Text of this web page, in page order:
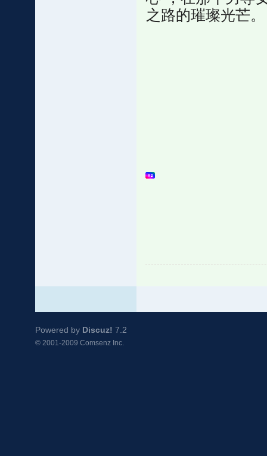
之路的璀璨光芒。
Powered by Discuz! 7.2
© 2001-2009 Comsenz Inc.